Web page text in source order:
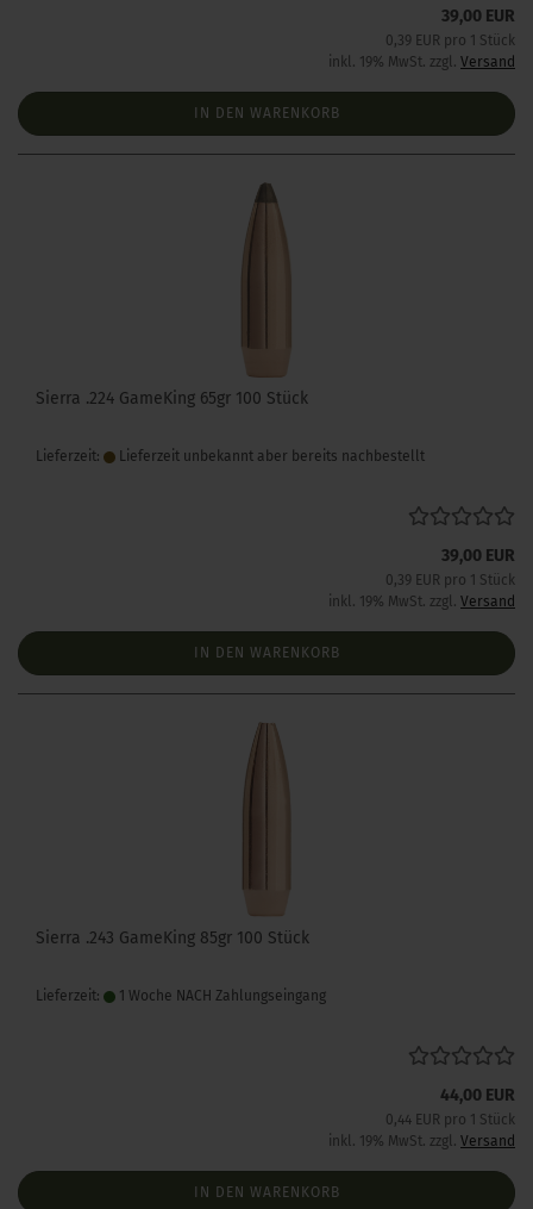
39,00 EUR
0,39 EUR pro 1 Stück
inkl. 19% MwSt. zzgl. Versand
IN DEN WARENKORB
Sierra .224 GameKing 65gr 100 Stück
Lieferzeit: Lieferzeit unbekannt aber bereits nachbestellt
39,00 EUR
0,39 EUR pro 1 Stück
inkl. 19% MwSt. zzgl. Versand
IN DEN WARENKORB
Sierra .243 GameKing 85gr 100 Stück
Lieferzeit: 1 Woche NACH Zahlungseingang
44,00 EUR
0,44 EUR pro 1 Stück
inkl. 19% MwSt. zzgl. Versand
IN DEN WARENKORB